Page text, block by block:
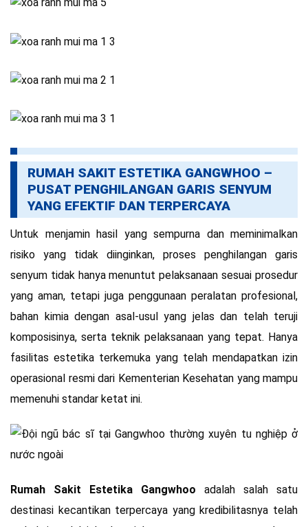
RUMAH SAKIT ESTETIKA GANGWHOO –
PUSAT PENGHILANGAN GARIS SENYUM
YANG EFEKTIF DAN TERPERCAYA
Untuk menjamin hasil yang sempurna dan meminimalkan
risiko yang tidak diinginkan, proses penghilangan garis
senyum tidak hanya menuntut pelaksanaan sesuai prosedur
yang aman, tetapi juga penggunaan peralatan profesional,
bahan kimia dengan asal-usul yang jelas dan telah teruji
komposisinya, serta teknik pelaksanaan yang tepat. Hanya
fasilitas estetika terkemuka yang telah mendapatkan izin
operasional resmi dari Kementerian Kesehatan yang mampu
memenuhi standar ketat ini.
Rumah Sakit Estetika Gangwhoo adalah salah satu
destinasi kecantikan terpercaya yang kredibilitasnya telah